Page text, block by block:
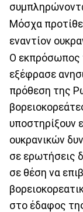
Μόσχα
εναντίον
Ο εκπρόσωπος
εξέφρασε
πρόθεση της
υποστηρίξουν
ουκρανικών
σε ερωτήσεις
σε θέση να
στο έδαφος